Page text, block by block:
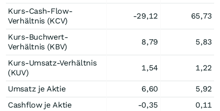
Kurs-Cash-Flow-
Verhältnis (KCV)
-29,12 65,73
Kurs-Buchwert-
Verhältnis (KBV)
8,79 5,83
Kurs-Umsatz-Verhältnis
(KUV)
1,54 1,22
Umsatz je Aktie 6,60
5,92
Cashflow je Aktie
-0,35 0,11